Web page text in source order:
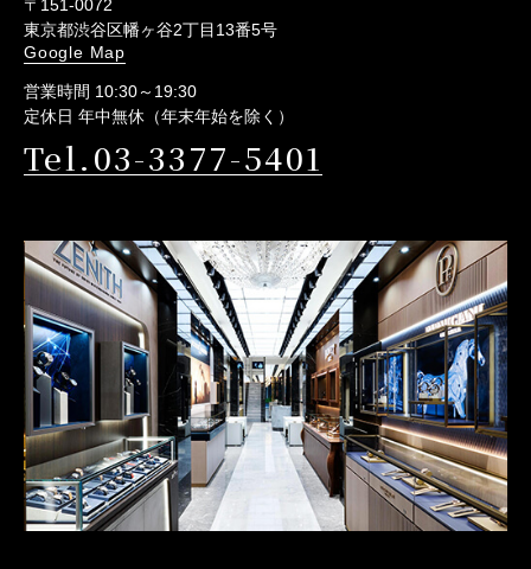
〒151-0072
東京都渋谷区幡ヶ谷2丁目13番5号
Google Map
営業時間 10:30～19:30
定休日 年中無休（年末年始を除く）
Tel.03-3377-5401